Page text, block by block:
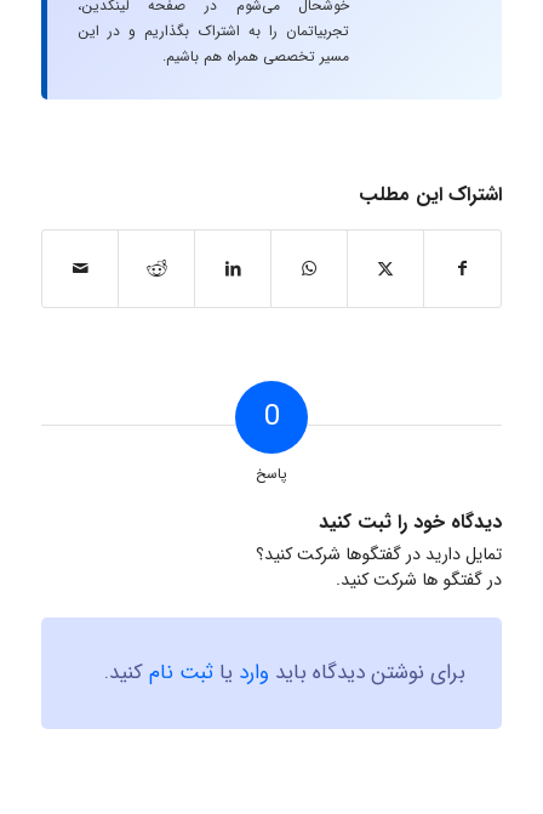
خوشحال می‌شوم در صفحه لینکدین،
تجربیاتمان را به اشتراک بگذاریم و در این
مسیر تخصصی همراه هم باشیم.
اشتراک این مطلب
0
پاسخ
دیدگاه خود را ثبت کنید
تمایل دارید در گفتگوها شرکت کنید؟
در گفتگو ها شرکت کنید.
برای نوشتن دیدگاه باید وارد یا ثبت نامکنید.